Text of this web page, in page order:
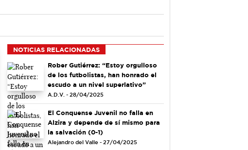
NOTICIAS RELACIONADAS
Rober Gutiérrez: “Estoy orgulloso
de los futbolistas, han honrado el
escudo a un nivel superlativo”
A.D.V. - 28/04/2025
El Conquense Juvenil no falla en
Alzira y depende de sí mismo para
la salvación (0-1)
Alejandro del Valle - 27/04/2025